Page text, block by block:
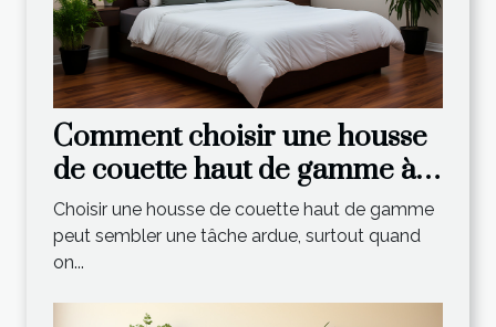
Comment choisir une housse
de couette haut de gamme à
un prix abordable
Choisir une housse de couette haut de gamme
peut sembler une tâche ardue, surtout quand
on...